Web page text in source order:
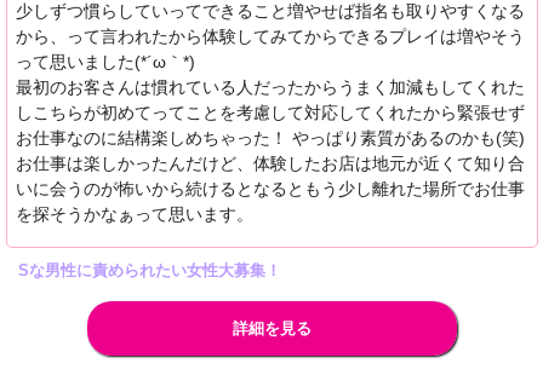
少しずつ慣らしていってできること増やせば指名も取りやすくなる
から、って言われたから体験してみてからできるプレイは増やそう
って思いました(*´ω｀*)
最初のお客さんは慣れている人だったからうまく加減もしてくれた
しこちらが初めてってことを考慮して対応してくれたから緊張せず
お仕事なのに結構楽しめちゃった！ やっぱり素質があるのかも(笑)
お仕事は楽しかったんだけど、体験したお店は地元が近くて知り合
いに会うのが怖いから続けるとなるともう少し離れた場所でお仕事
を探そうかなぁって思います。
Sな男性に責められたい女性大募集！
詳細を見る